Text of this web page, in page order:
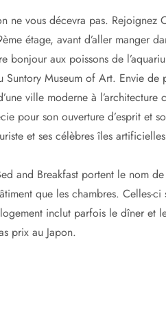
ne vous décevra pas. Rejoignez
aux poissons de
Museum of Art. Envie de
ville moderne à l’architecture